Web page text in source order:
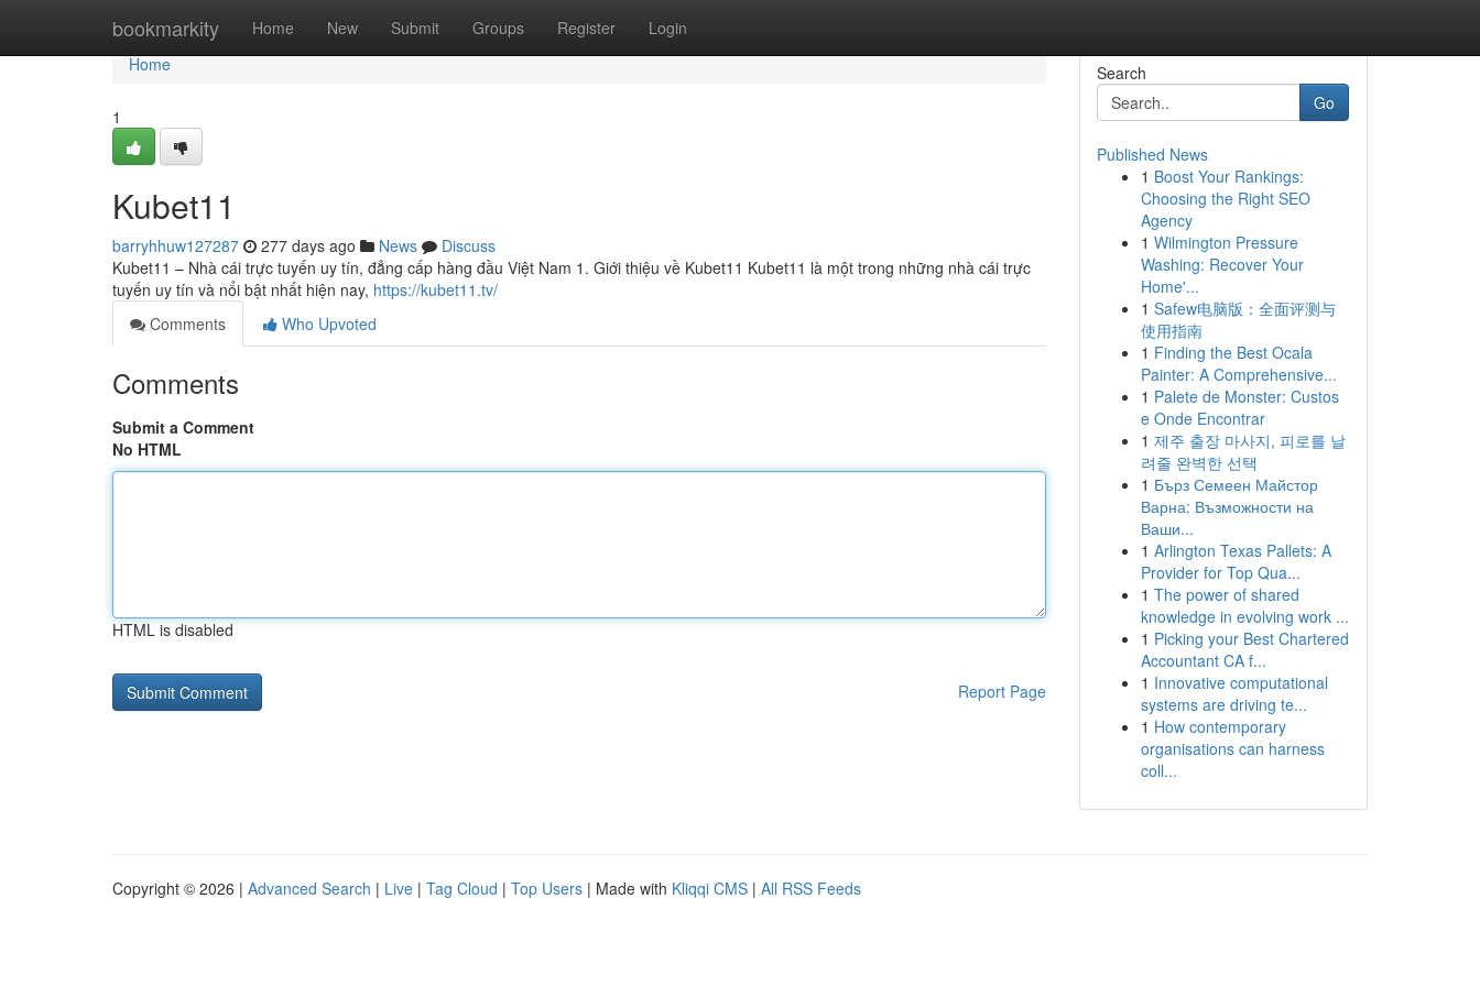
bookmarkity Home New Submit Groups Register Login
Home
Home
1
Kubet11
barryhhuw127287 277 days ago News
Discuss
Kubet11 – Nhà cái trực tuyến uy tín, đẳng cấp hàng đầu Việt Nam 1. Giới thiệu về Kubet11 Kubet11 là một trong những nhà cái trực
tuyến uy tín và nổi bật nhất hiện nay, https://kubet11.tv/
Comments
Who Upvoted
Comments
Submit a Comment
No HTML
HTML is disabled
Report Page
Search
Go
Published News
1 Boost Your Rankings:
Choosing the Right SEO
Agency
1 Wilmington Pressure
Washing: Recover Your
Home'...
1 Safew电脑版：全面评测与
使用指南
1 Finding the Best Ocala
Painter: A Comprehensive...
1 Palete de Monster: Custos
e Onde Encontrar
1 제주 출장 마사지, 피로를 날
려줄 완벽한 선택
1 Бърз Семеен Майстор
Варна: Възможности на
Ваши...
1 Arlington Texas Pallets: A
Provider for Top Qua...
1 The power of shared
knowledge in evolving work ...
1 Picking your Best Chartered
Accountant CA f...
1 Innovative computational
systems are driving te...
1 How contemporary
organisations can harness
coll...
Copyright © 2026 | Advanced Search | Live | Tag Cloud | Top Users | Made with Kliqqi CMS | All RSS Feeds